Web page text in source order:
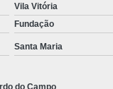
Vila Vitória
Fundação
Santa Maria
do Campo